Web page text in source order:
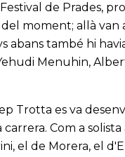
de Prades,
moment; allà
abans també hi
Menuhin,
Trotta es va
Com a
el de Morera, el